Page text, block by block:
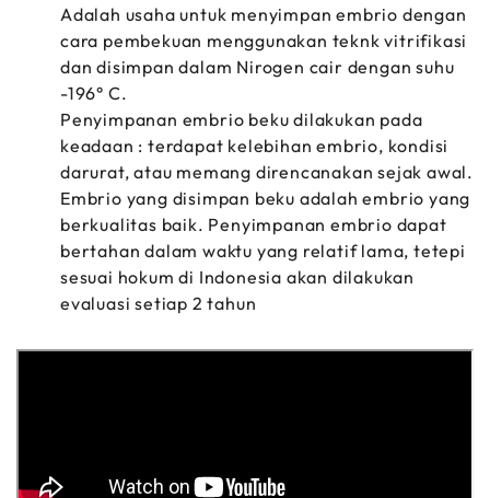
Adalah usaha untuk menyimpan embrio dengan
cara pembekuan menggunakan teknk vitrifikasi
dan disimpan dalam Nirogen cair dengan suhu
-196° C.
Penyimpanan embrio beku dilakukan pada
keadaan : terdapat kelebihan embrio, kondisi
darurat, atau memang direncanakan sejak awal.
Embrio yang disimpan beku adalah embrio yang
berkualitas baik. Penyimpanan embrio dapat
bertahan dalam waktu yang relatif lama, tetepi
sesuai hokum di Indonesia akan dilakukan
evaluasi setiap 2 tahun